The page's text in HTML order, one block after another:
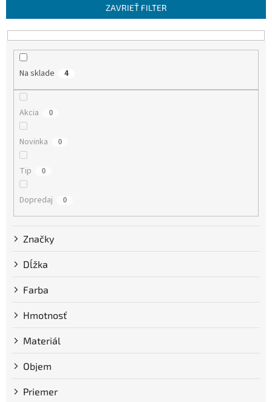
i
e
p
ZAVRIEŤ FILTER
Na sklade 4
Akcia 0
Novinka 0
Tip 0
Dopredaj 0
Značky
Dĺžka
Farba
Hmotnosť
Materiál
Objem
Priemer